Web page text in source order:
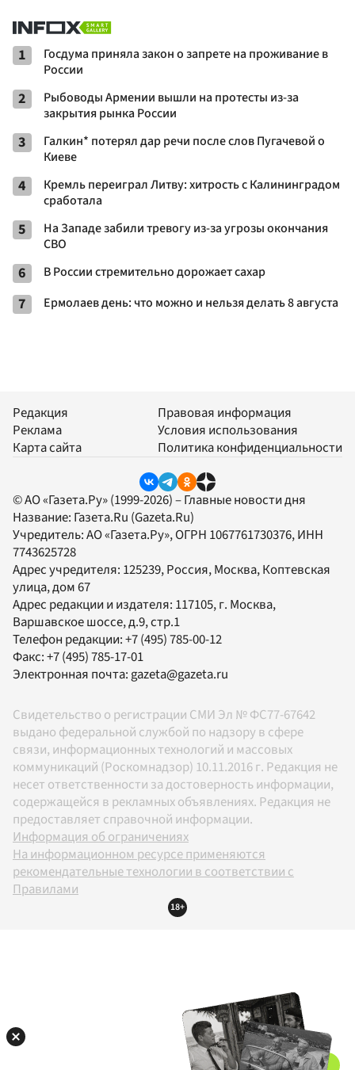
1
Госдума приняла закон о запрете на проживание в
России
2
Рыбоводы Армении вышли на протесты из-за
закрытия рынка России
3
Галкин* потерял дар речи после слов Пугачевой о
Киеве
4
Кремль переиграл Литву: хитрость с Калининградом
сработала
5
На Западе забили тревогу из-за угрозы окончания
СВО
6 В России стремительно дорожает сахар
7 Ермолаев день: что можно и нельзя делать 8 августа
Редакция
Реклама
Карта сайта
Правовая информация
Условия использования
Политика конфиденциальности
© АО «Газета.Ру» (1999-2026) – Главные новости дня
Название: Газета.Ru (Gazeta.Ru)
Учредитель:АО «Газета.Ру», ОГРН 1067761730376, ИНН
7743625728
Адрес учредителя: 125239, Россия, Москва, Коптевская
улица, дом 67
Адрес редакции и издателя: 117105, г. Москва,
Варшавское шоссе, д.9, стр.1
Телефон редакции:+7 (495) 785-00-12
Факс:+7 (495) 785-17-01
Электронная почта:gazeta@gazeta.ru
Свидетельство о регистрации СМИ Эл № ФС77-67642
выдано федеральной службой по надзору в сфере
связи, информационных технологий и массовых
коммуникаций (Роскомнадзор) 10.11.2016 г. Редакция не
несет ответственности за достоверность информации,
содержащейся в рекламных объявлениях. Редакция не
предоставляет справочной информации.
Информация об ограничениях
На информационном ресурсе применяются
рекомендательные технологии в соответствии с
Правилами
18+